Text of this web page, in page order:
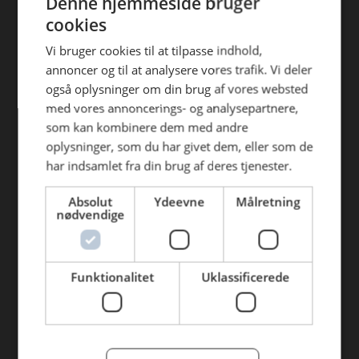
Find din afdeling
AB Catering Aalborg
AB Catering Århus
AB Catering Holstebro
AB Catering Ribe
AB Catering København
Genveje
BLUS 16. udgave
efterfølgende anvendelse heraf.
cookies
Vi bruger cookies til at tilpasse indhold,
annoncer og til at analysere vores trafik. Vi deler
også oplysninger om din brug af vores websted
med vores annoncerings- og analysepartnere,
som kan kombinere dem med andre
oplysninger, som du har givet dem, eller som de
har indsamlet fra din brug af deres tjenester.
Absolut
nødvendige
Ydeevne Målretning
Funktionalitet Uklassificerede